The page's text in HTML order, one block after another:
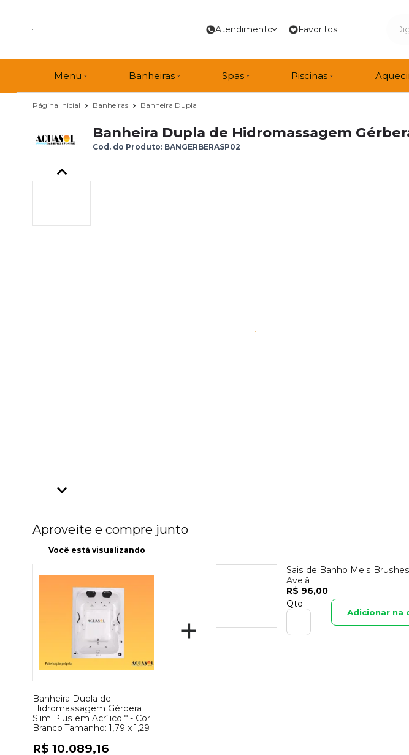
Atendimento Favoritos
Menu Banheiras Spas Piscinas
Página Inicial Banheiras Banheira Dupla
Banheira Dupla de Hidromassagem
Cod. do Produto: BANGERBERASP02
Aproveite e compre junto
Você está visualizando
Banheira Dupla de
Hidromassagem Gérbera
Slim Plus em Acrílico * - Cor:
Branco Tamanho: 1,79 x 1,29
R$ 10.089,16
+
Sais de Banho Mels
Avelã
R$ 96,00
Qtd:
Adicionar na